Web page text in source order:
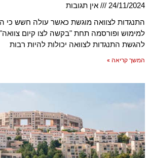
24/11/2024
אין תגובות
התנגדות לצוואה מוגשת כאשר עולה חשש כי
למימוש ופורסמה תחת "בקשה לצו קיום
להגשת התנגדות לצוואה יכולות להיות רבות
המשך קריאה »